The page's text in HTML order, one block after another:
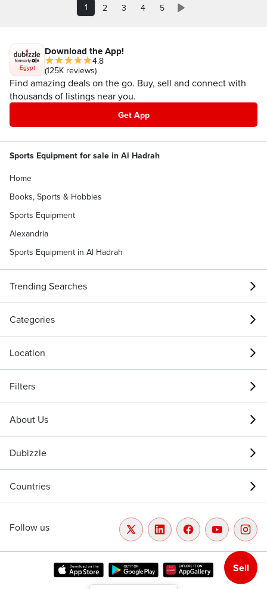
1 2 3 4 5
Sell
Egypt
Download the App!
4.8
(125K reviews)
Find amazing deals on the go. Buy, sell and connect with
thousands of listings near you.
Get App
Sports Equipment for sale in Al Hadrah
Home
Books, Sports & Hobbies
Sports Equipment
Alexandria
Sports Equipment in Al Hadrah
Trending Searches
Categories
Location
Filters
About Us
Dubizzle
Countries
Follow us